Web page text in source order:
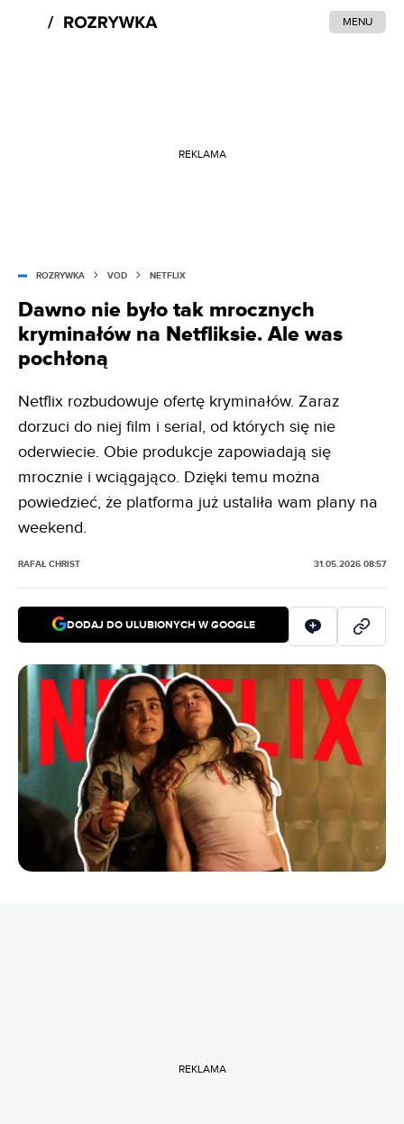
MENU
REKLAMA
ROZRYWKA VOD NETFLIX
Dawno nie było tak mrocznych
kryminałów na Netfliksie. Ale was
pochłoną
Netflix rozbudowuje ofertę kryminałów. Zaraz
dorzuci do niej film i serial, od których się nie
oderwiecie. Obie produkcje zapowiadają się
mrocznie i wciągająco. Dzięki temu można
powiedzieć, że platforma już ustaliła wam plany na
weekend.
RAFAŁ CHRIST 31.05.2026 08:57
DODAJ DO ULUBIONYCH W GOOGLE
REKLAMA